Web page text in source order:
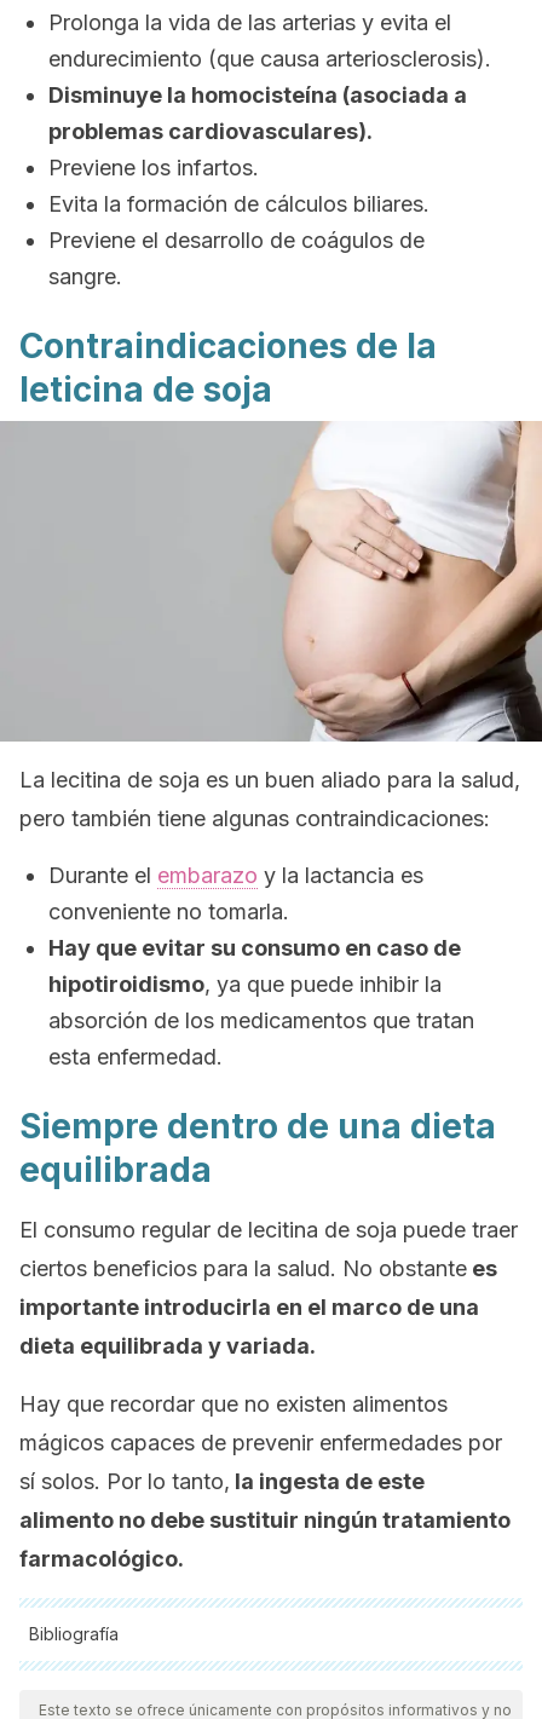
Prolonga la vida de las arterias y evita el
endurecimiento (que causa arteriosclerosis).
Disminuye la homocisteína (asociada a
problemas cardiovasculares).
Previene los infartos.
Evita la formación de cálculos biliares.
Previene el desarrollo de coágulos de
sangre.
Contraindicaciones de la
leticina de soja
La lecitina de soja es un buen aliado para la salud,
pero también tiene algunas contraindicaciones:
Durante el embarazo y la lactancia es
conveniente no tomarla.
Hay que evitar su consumo en caso de
hipotiroidismo, ya que puede inhibir la
absorción de los medicamentos que tratan
esta enfermedad.
Siempre dentro de una dieta
equilibrada
El consumo regular de lecitina de soja puede traer
ciertos beneficios para la salud. No obstante es
importante introducirla en el marco de una
dieta equilibrada y variada.
Hay que recordar que no existen alimentos
mágicos capaces de prevenir enfermedades por
sí solos. Por lo tanto, la ingesta de este
alimento no debe sustituir ningún tratamiento
farmacológico.
Bibliografía
Todas las fuentes citadas fueron revisadas a profundidad por
nuestro equipo, para asegurar su calidad, confiabilidad,
Este texto se ofrece únicamente con propósitos informativos y no